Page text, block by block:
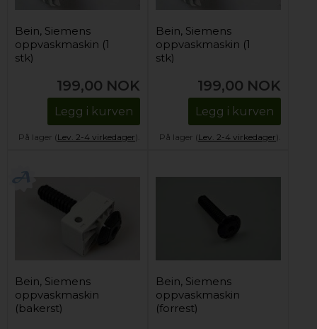
Bein, Siemens
oppvaskmaskin (1
stk)
199,00 NOK
Legg i kurven
På lager (Lev. 2-4 virkedager).
Bein, Siemens
oppvaskmaskin (1
stk)
199,00 NOK
Legg i kurven
På lager (Lev. 2-4 virkedager).
Bein, Siemens
oppvaskmaskin
(bakerst)
Bein, Siemens
oppvaskmaskin
(forrest)